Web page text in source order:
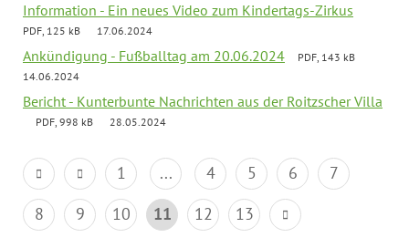
Information - Ein neues Video zum Kindertags-Zirkus
PDF, 125 kB 17.06.2024
Ankündigung - Fußballtag am 20.06.2024
PDF, 143 kB
14.06.2024
Bericht - Kunterbunte Nachrichten aus der Roitzscher Villa
PDF, 998 kB 28.05.2024
1 ... 4 5 6
7
8
9 10 11 12 13